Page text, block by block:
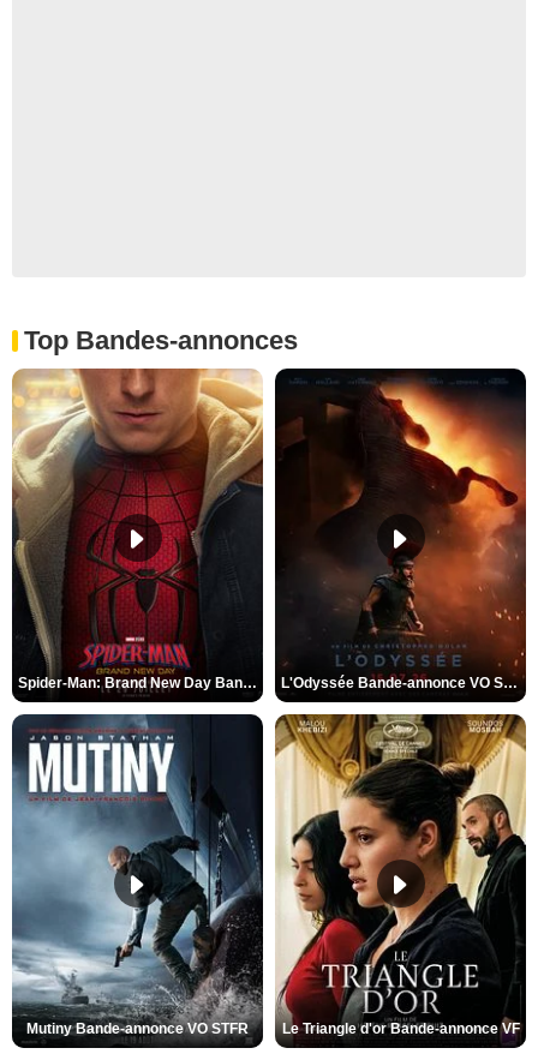
Top Bandes-annonces
Spider-Man: Brand New Day Bande-annonce VO STFR L'Odyssée Bande-annonce VO STFR
Mutiny Bande-annonce VO STFR Le Triangle d'or Bande-annonce VF